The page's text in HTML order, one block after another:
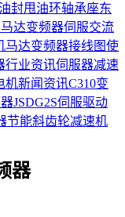
油封甩油环轴承座东
达变频器伺服交流
马达变频器接线图使
行业资讯伺服器减速
机新闻资讯C310变
JSDG2S伺服驱动
节能斜齿轮减速机
器